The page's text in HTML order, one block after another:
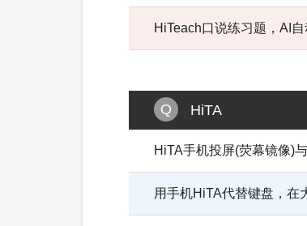
HiTeach口说练习题，AI自
HiTA
HiTA手机投屏(荧幕镜像)
用手机HiTA代替键盘，在